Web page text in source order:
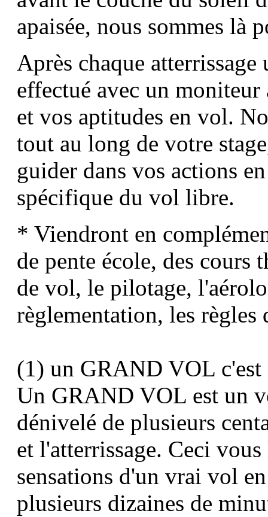
apaisée, nous sommes là
Après chaque
effectué avec un
et vos aptitudes en vol.
tout au long de votre
guider dans vos actions
spécifique du vol libre.
* Viendront en
de pente école, des cours
de vol, le pilotage,
règlementation, les règles
(1) un GRAND VOL c'est
Un GRAND VOL est un
dénivelé de plusieurs
et l'atterrissage. Ceci
sensations d'un vrai vol
plusieurs dizaines de